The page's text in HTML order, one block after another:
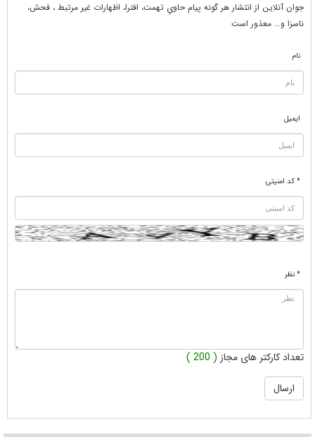
جوان آنلاين از انتشار هر گونه پيام حاوي تهمت، افترا، اظهارات غير مرتبط ، فحش،
ناسزا و... معذور است
نام
ایمیل
* کد امنیتی
* نظر
تعداد کارکتر های مجاز ( 200 )